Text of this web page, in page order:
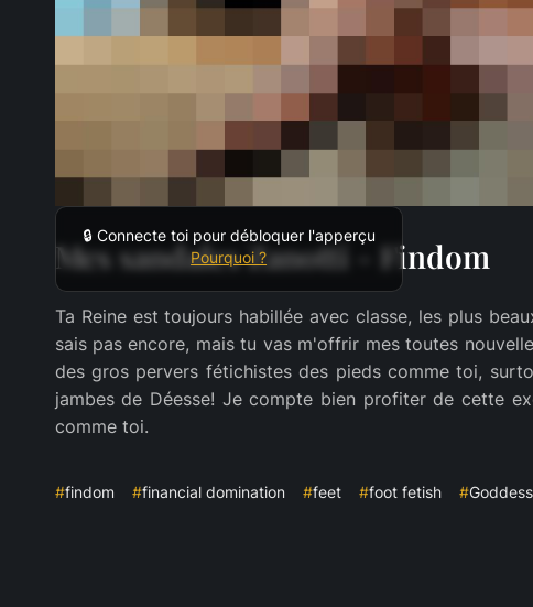
🔒 Connecte toi pour débloquer l'apperçu
Pourquoi ?
Mes sandales Zanotti - Findom
Ta Reine est toujours habillée avec classe, les plus
sais pas encore, mais tu vas m'offrir mes toutes
des gros pervers fétichistes des pieds comme toi,
jambes de Déesse! Je compte bien profiter de cette
#findom #financial domination #feet #foot fetish #